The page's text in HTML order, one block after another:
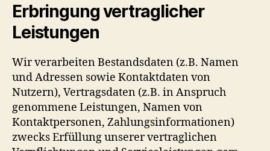
Erbringung vertraglicher
Leistungen
Wir verarbeiten Bestandsdaten (z.B. Namen
und Adressen sowie Kontaktdaten von
Nutzern), Vertragsdaten (z.B. in Anspruch
genommene Leistungen, Namen von
Kontaktpersonen, Zahlungsinformationen)
zwecks Erfüllung unserer vertraglichen